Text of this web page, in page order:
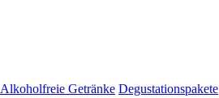
Alkoholfreie Getränke Degustationspakete